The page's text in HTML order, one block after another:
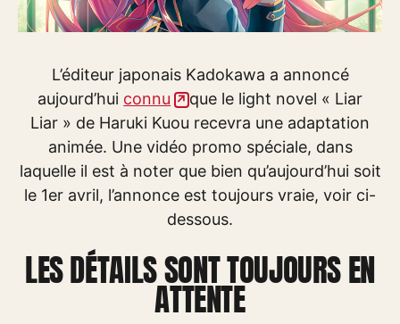
L’éditeur japonais Kadokawa a annoncé
aujourd’hui connu
que le light novel « Liar
Liar » de Haruki Kuou recevra une adaptation
animée. Une vidéo promo spéciale, dans
laquelle il est à noter que bien qu’aujourd’hui soit
le 1er avril, l’annonce est toujours vraie, voir ci-
dessous.
LES DÉTAILS SONT TOUJOURS EN
ATTENTE